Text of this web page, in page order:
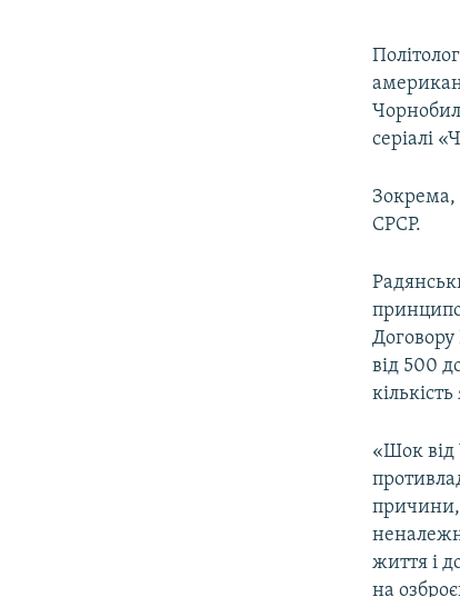
серіалі
Зокрема,
СРСР.
від 500
«Шок
причини,
життя і
на